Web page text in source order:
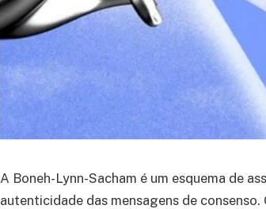
A Boneh-Lynn-Sacham é um esquema de
autenticidade das mensagens de consenso.